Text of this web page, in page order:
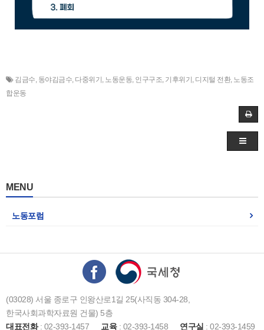
김금수, 동야김금수, 다중위기, 노동운동, 인구구조, 기후위기, 디지털 전환, 노동조
합운동
MENU
노동포럼
(03028) 서울 종로구 인왕산로1길 25(사직동 304-28,
한국사회과학자료원 건물) 5층
대표전화: 02-393-1457 교육: 02-393-1458 연구실 : 02-393-1459